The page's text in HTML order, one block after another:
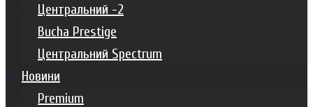
Центральний -2
Bucha Prestige
Центральний Spectrum
Новини
Premium